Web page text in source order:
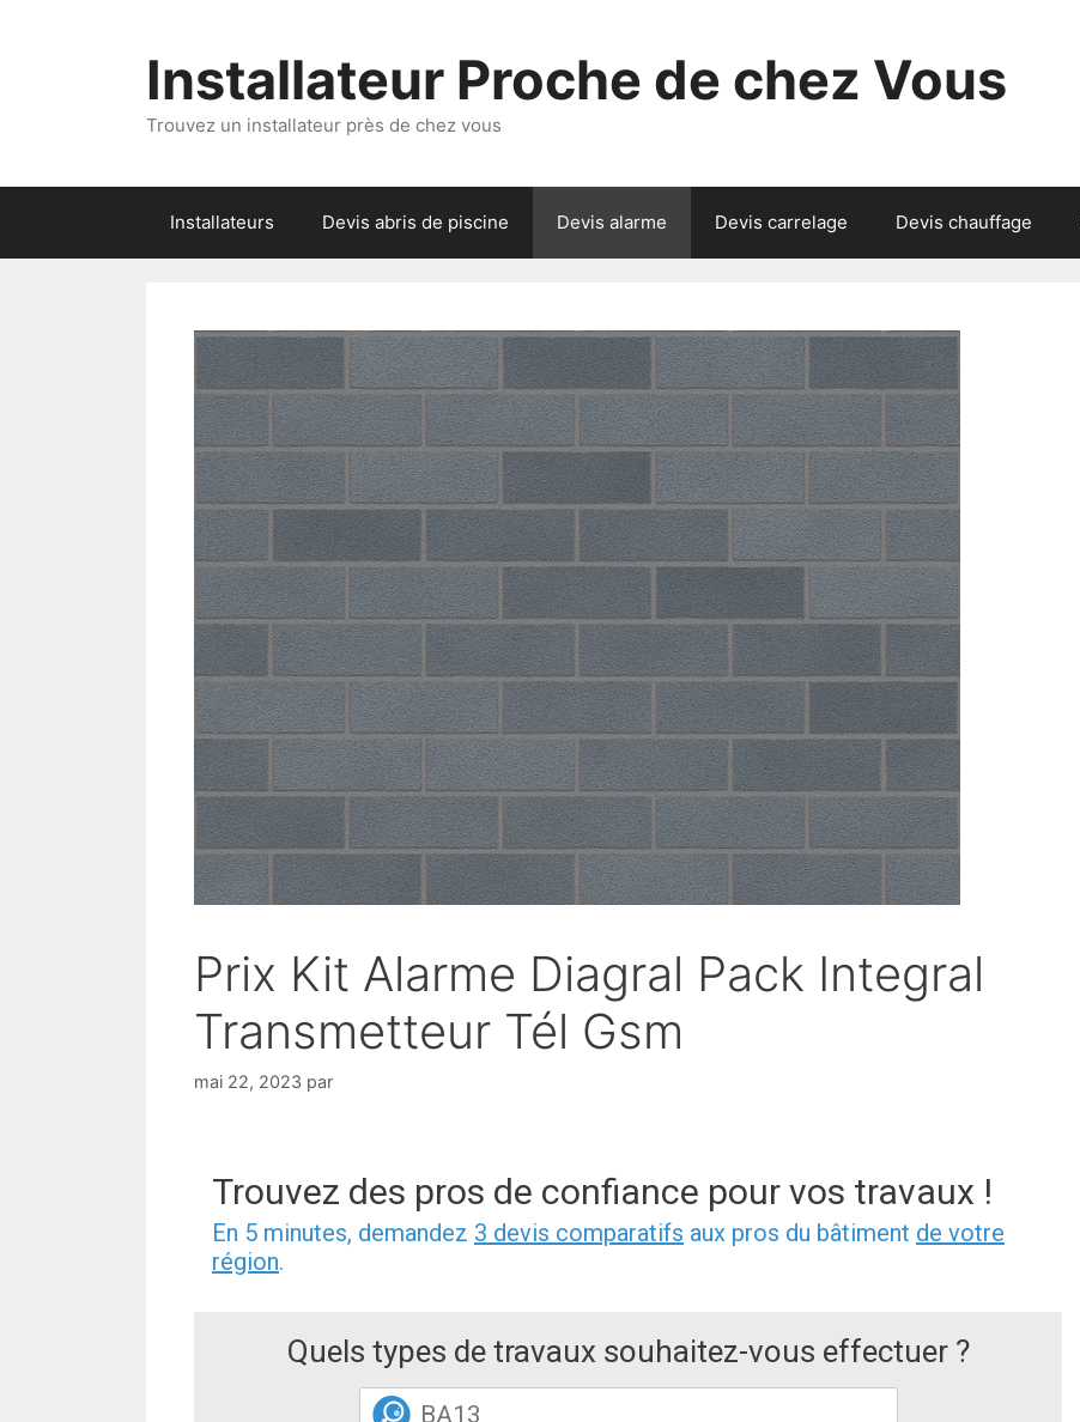
Installateur Proche de chez Vous
Trouvez un installateur près de chez vous
Installateurs Devis abris de piscine Devis alarme Devis carrelage Devis chauffage
Prix Kit Alarme Diagral Pack Integral
Transmetteur Tél Gsm
mai 22, 2023 par
Trouvez des pros de confiance pour vos travaux !
En 5 minutes, demandez 3 devis comparatifs aux pros du bâtiment de votre
région.
Quels types de travaux souhaitez-vous effectuer ?